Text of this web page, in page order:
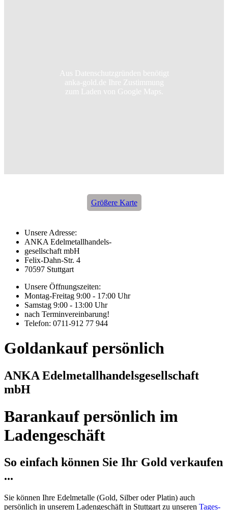
Größere Karte
Aus Datenschutzgründen benötigt
anka-gold.de Ihre Zustimmung
zum Laden von Google Maps.
Unsere Adresse:
ANKA Edelmetallhandels-
gesellschaft mbH
Felix-Dahn-Str. 4
70597 Stuttgart
Unsere Öffnungszeiten:
Montag-Freitag 9:00 - 17:00 Uhr
Samstag 9:00 - 13:00 Uhr
nach Terminvereinbarung!
Telefon: 0711-912 77 944
Goldankauf persönlich
ANKA Edelmetallhandelsgesellschaft
mbH
Barankauf persönlich im
Ladengeschäft
So einfach können Sie Ihr Gold verkaufen
...
Sie können Ihre Edelmetalle (Gold, Silber oder Platin) auch
persönlich in unserem Ladengeschäft in Stuttgart zu unseren Tages-